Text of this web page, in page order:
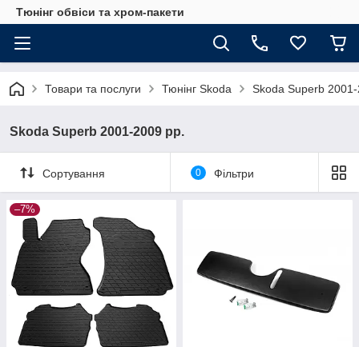
Тюнінг обвіси та хром-пакети
Товари та послуги Тюнінг Skoda Skoda Superb
Skoda Superb 2001-2009 рр.
Сортування 0 Фільтри
–7%